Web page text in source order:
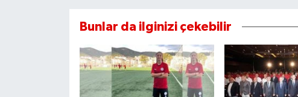
Bunlar da ilginizi çekebilir